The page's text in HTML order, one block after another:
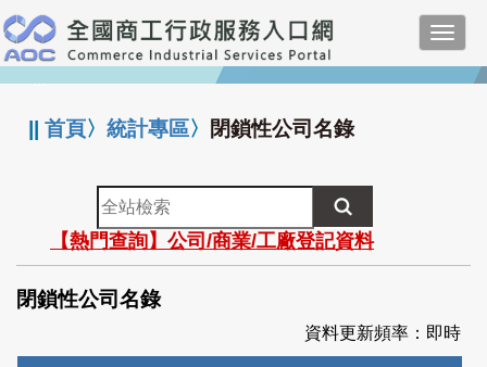
跳
到
主
要
:::
||首頁〉統計專區〉 閉鎖性公司名錄
全
站
檢
索
【熱門查詢】公司/商業/工廠登記資料
閉鎖性公司名錄
資料更新頻率：即時